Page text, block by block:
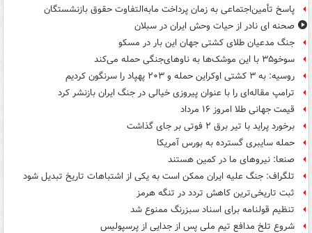
پاسخ تأمین‌اجتماعی به زمان پرداخت مابه‌التفاوت حقوق بازنشستگان
صحنه ای نادر از حیات وحش ایران در سبلان
جنگ مدعیان طلای کشتی جهان این بار در مسکو
سوخو۳۵ با این موشک‌ها به ناوهای‌جنگی حمله می‌کند
روسیه: به ۳ کشتی اوکراین حمله و ۲۰۳ پهپاد را سرنگون کردیم
ترامپ مقاله‌ای را با عنوان پیروزی خیالی در جنگ ایران بازنشر کرد
قیمت جهانی طلا امروز ۱۶ مرداد
برخورد پراید با تیر برق ۲ فوتی بر جای گذاشت
حمله سایبری گسترده به بورس آمریکا
صنعا: نیروهای ما در کمین‌ هستند
تلگراف: جنگ علیه ایران ممکن است به یکی از اشتباهات تاریخ تبدیل شود
ثبت تاریخی‌ترین کاهش تردد در تنگه هرمز
تنظیم قولنامه برای اسناد سبزرنگ ممنوع شد
شروع تلخ مدافع تیم ملی پس از جدایی از پرسپولیس